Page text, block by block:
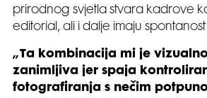
prirodnog svjetla stvara kadrove
editorial, ali i dalje imaju
„Ta kombinacija mi je
zanimljiva jer spaja
fotografiranja s nečim